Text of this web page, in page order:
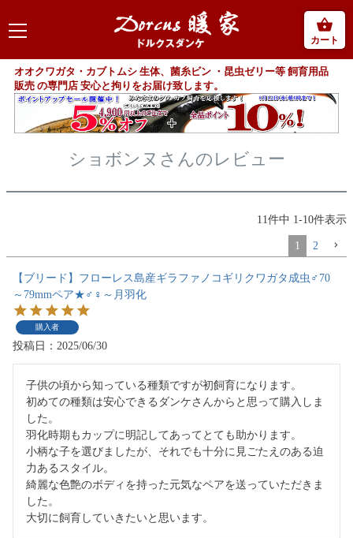
カート
オオクワガタ・カブトムシ 生体、菌糸ビン ・昆虫ゼリー等 飼育用品
販売 の専門店 安心と拘りをお届け致します。
ショボンヌさんのレビュー
11 件中 1 -10件表示
1 2
【ブリード】フローレス島産ギラファノコギリクワガタ成虫♂70
～79mmペア★♂♀～月羽化
購入者
投稿日 2025/06/30
子供の頃から知っている種類ですが初飼育になります。
初めての種類は安心できるダンケさんからと思って購入しま
した。
羽化時期もカップに明記してあってとても助かります。
小柄な子を選びましたが、それでも十分に見ごたえのある迫
力あるスタイル。
綺麗な色艶のボディを持った元気なペアを送っていただきま
した。
大切に飼育していきたいと思います。